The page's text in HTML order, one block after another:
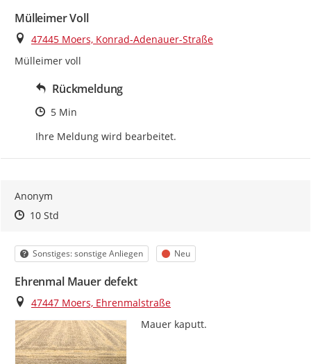
Mülleimer Voll
Ort
47445 Moers, Konrad-Adenauer-Straße
Mülleimer voll
Rückmeldung
Zeitpunkt des Erstellens
5 Min
Ihre Meldung wird bearbeitet.
Anonym
Zeitpunkt des Erstellens
Zeitpunkt des Erstellens
10 StdZur Äußerung
Kategorie
Sonstiges: sonstige Anliegen Status
Neu
Ehrenmal Mauer defekt
Ort
47447 Moers, Ehrenmalstraße
Mauer kaputt.